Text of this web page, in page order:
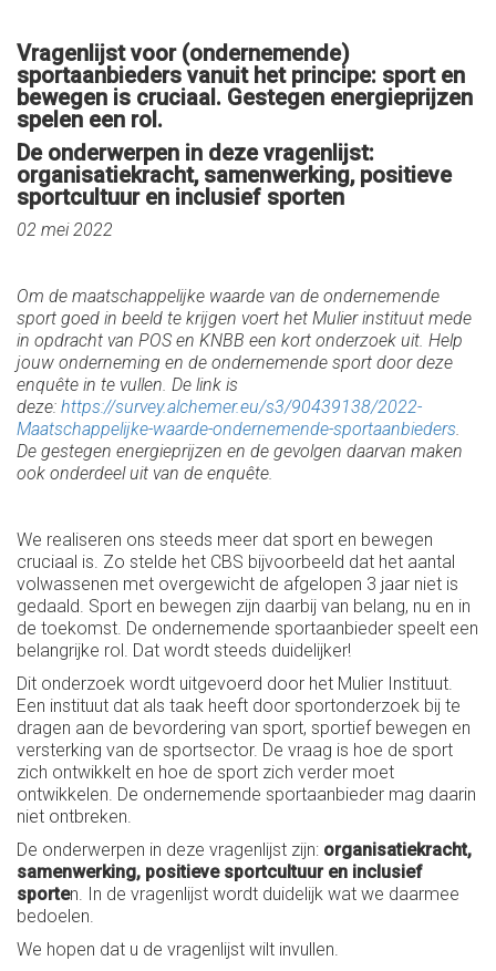
Vragenlijst voor (ondernemende)
sportaanbieders vanuit het principe: sport en
bewegen is cruciaal. Gestegen energieprijzen
spelen een rol.
De onderwerpen in deze vragenlijst:
organisatiekracht, samenwerking, positieve
sportcultuur en inclusief sporten
02 mei 2022
Om de maatschappelijke waarde van de ondernemende
sport goed in beeld te krijgen voert het Mulier instituut mede
in opdracht van POS en KNBB een kort onderzoek uit. Help
jouw onderneming en de ondernemende sport door deze
enquête in te vullen. De link is
deze: https://survey.alchemer.eu/s3/90439138/2022-
Maatschappelijke-waarde-ondernemende-sportaanbieders.
De gestegen energieprijzen en de gevolgen daarvan maken
ook onderdeel uit van de enquête.
We realiseren ons steeds meer dat sport en bewegen
cruciaal is. Zo stelde het CBS bijvoorbeeld dat het aantal
volwassenen met overgewicht de afgelopen 3 jaar niet is
gedaald. Sport en bewegen zijn daarbij van belang, nu en in
de toekomst. De ondernemende sportaanbieder speelt een
belangrijke rol. Dat wordt steeds duidelijker!
Dit onderzoek wordt uitgevoerd door het Mulier Instituut.
Een instituut dat als taak heeft door sportonderzoek bij te
dragen aan de bevordering van sport, sportief bewegen en
versterking van de sportsector. De vraag is hoe de sport
zich ontwikkelt en hoe de sport zich verder moet
ontwikkelen. De ondernemende sportaanbieder mag daarin
niet ontbreken.
De onderwerpen in deze vragenlijst zijn: organisatiekracht,
samenwerking, positieve sportcultuur en inclusief
sporten. In de vragenlijst wordt duidelijk wat we daarmee
bedoelen.
We hopen dat u de vragenlijst wilt invullen.